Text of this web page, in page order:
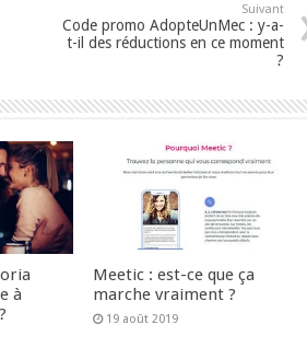
Suivant
Code promo AdopteUnMec : y-a-
t-il des réductions en ce moment
?
à
Meetic : est-ce que ça
marche vraiment ?
19 août 2019